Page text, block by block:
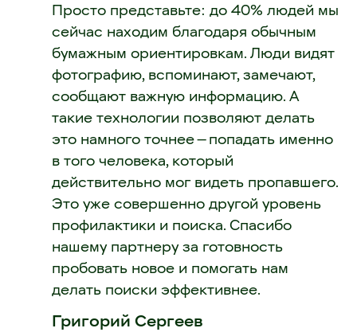
Просто представьте: до 40% людей мы
сейчас находим благодаря обычным
бумажным ориентировкам. Люди видят
фотографию, вспоминают, замечают,
сообщают важную информацию. А
такие технологии позволяют делать
это намного точнее — попадать именно
в того человека, который
действительно мог видеть пропавшего.
Это уже совершенно другой уровень
профилактики и поиска. Спасибо
нашему партнеру за готовность
пробовать новое и помогать нам
делать поиски эффективнее.
Григорий Сергеев